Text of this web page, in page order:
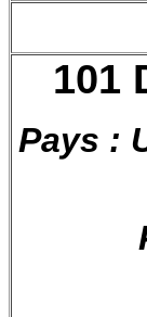
101
Pays :